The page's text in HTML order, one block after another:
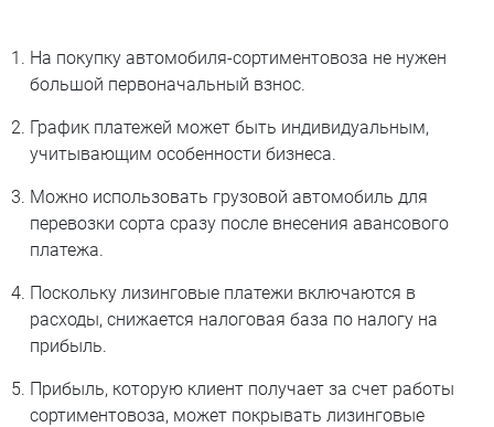
На покупку автомобиля-сортиментовоза не нужен
большой первоначальный взнос.
График платежей может быть индивидуальным,
учитывающим особенности бизнеса.
Можно использовать грузовой автомобиль для
перевозки сорта сразу после внесения авансового
платежа.
Поскольку лизинговые платежи включаются в
расходы, снижается налоговая база по налогу на
прибыль.
Прибыль, которую клиент получает за счет работы
сортиментовоза, может покрывать лизинговые